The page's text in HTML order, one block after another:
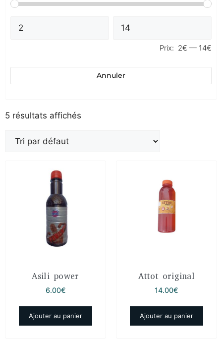
Prix: 2€ — 14€
Annuler
5 résultats affichés
Asili power
6.00€
Ajouter au panier
Attot original
14.00€
Ajouter au panier